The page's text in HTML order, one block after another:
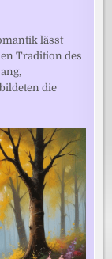
lässt
Tradition des
die